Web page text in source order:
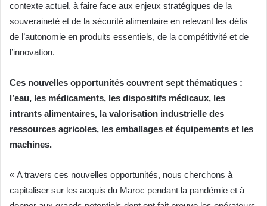
contexte actuel, à faire face aux enjeux stratégiques de la
souveraineté et de la sécurité alimentaire en relevant les défis
de l’autonomie en produits essentiels, de la compétitivité et de
l’innovation.
Ces nouvelles opportunités couvrent sept thématiques :
l’eau, les médicaments, les dispositifs médicaux, les
intrants alimentaires, la valorisation industrielle des
ressources agricoles, les emballages et équipements et les
machines.
« A travers ces nouvelles opportunités, nous cherchons à
capitaliser sur les acquis du Maroc pendant la pandémie et à